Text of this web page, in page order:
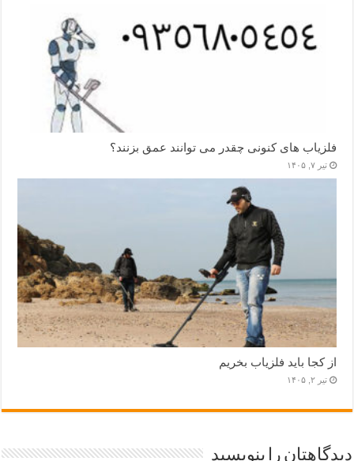
فلزیاب های کنونی چقدر می توانند عمق بزنند؟
تیر ۷, ۱۴۰۵
از کجا باید فلزیاب بخریم
تیر ۲, ۱۴۰۵
دیدگاهتان را بنویسید